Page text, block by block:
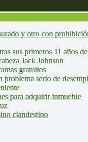
y otro con
sus primeros 11 años
Jack Johnson
gratuitos
serio de
para adquirir inmueble
clandestino